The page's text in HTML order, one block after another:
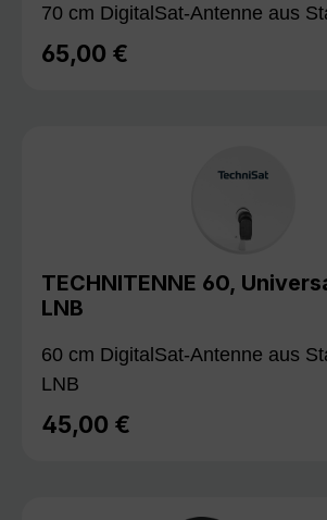
70 cm DigitalSat-Antenne aus
Regulärer Preis:
65,00 €
TECHNITENNE 60,
LNB
60 cm DigitalSat-Antenne aus
LNB
Regulärer Preis:
45,00 €